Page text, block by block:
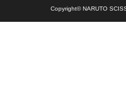
Copyright© NARUTO